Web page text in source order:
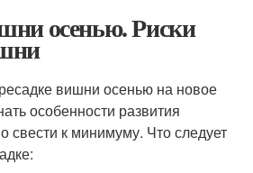
осенью. Риски
вишни осенью на новое
особенности развития
свести к минимуму. Что следует